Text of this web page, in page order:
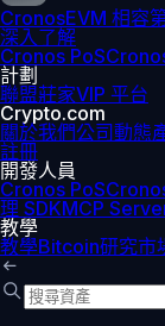
CronosEVM 相容
深入了解
Cronos PoS
計劃
聯盟莊家VIP 平台
Crypto.com
關於我們公司動態
註冊
開發人員
Cronos PoS
理 SDKMCP
教學
教學Bitcoin研究市